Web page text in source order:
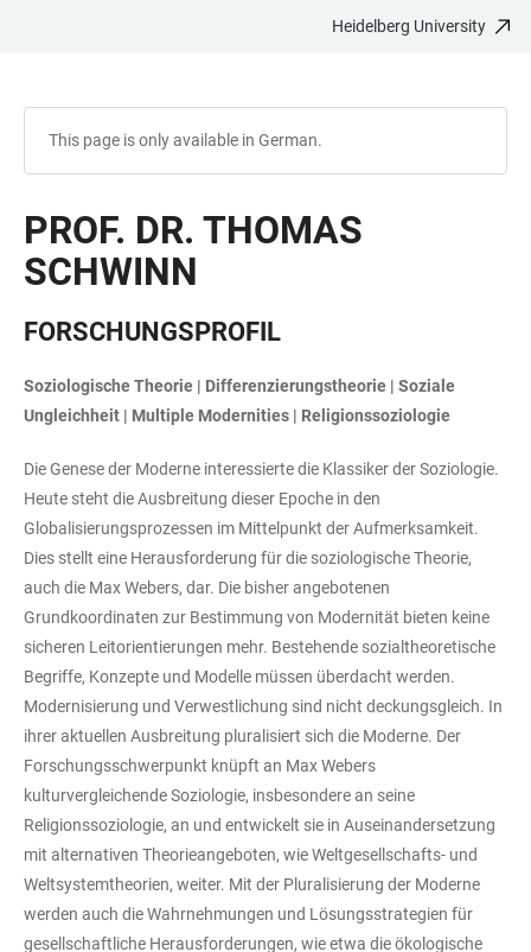
Heidelberg University
This page is only available in German.
PROF. DR. THOMAS
SCHWINN
FORSCHUNGSPROFIL
Soziologische Theorie | Differenzierungstheorie | Soziale
Ungleichheit | Multiple Modernities | Religionssoziologie
Die Genese der Moderne interessierte die Klassiker der Soziologie.
Heute steht die Ausbreitung dieser Epoche in den
Globalisierungsprozessen im Mittelpunkt der Aufmerksamkeit.
Dies stellt eine Herausforderung für die soziologische Theorie,
auch die Max Webers, dar. Die bisher angebotenen
Grundkoordinaten zur Bestimmung von Modernität bieten keine
sicheren Leitorientierungen mehr. Bestehende sozialtheoretische
Begriffe, Konzepte und Modelle müssen überdacht werden.
Modernisierung und Verwestlichung sind nicht deckungsgleich. In
ihrer aktuellen Ausbreitung pluralisiert sich die Moderne. Der
Forschungsschwerpunkt knüpft an Max Webers
kulturvergleichende Soziologie, insbesondere an seine
Religionssoziologie, an und entwickelt sie in Auseinandersetzung
mit alternativen Theorieangeboten, wie Weltgesellschafts- und
Weltsystemtheorien, weiter. Mit der Pluralisierung der Moderne
werden auch die Wahrnehmungen und Lösungsstrategien für
gesellschaftliche Herausforderungen, wie etwa die ökologische